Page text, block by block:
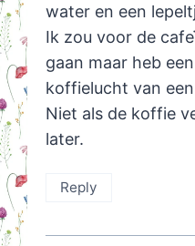
water en een
Ik zou voor de
gaan maar heb
koffielucht van
Niet als de koffie
later.
Reply